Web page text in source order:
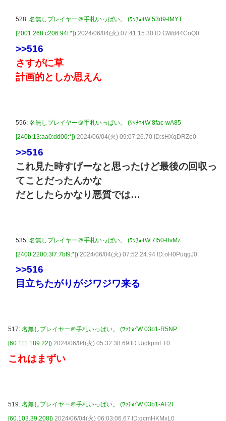
528: 名無しプレイヤー＠手札いっぱい。 (ﾜｯﾁｮｲW 53d9-tMYT
[2001:268:c206:94f:*]) 2024/06/04(火) 07:41:15.30 ID:GWd44CoQ0
>>516
さすがに草
計画的としか思えん
556: 名無しプレイヤー＠手札いっぱい。 (ﾜｯﾁｮｲW 8fac-wA85
[240b:13:aa0:dd00:*]) 2024/06/04(火) 09:07:26.70 ID:sHXqDRZe0
>>516
これ見た時すげーなと思ったけど最後の回収っ
てことだったんかな
だとしたらかなり悪質では…
535: 名無しプレイヤー＠手札いっぱい。 (ﾜｯﾁｮｲW 7f50-8vMz
[2400:2200:3f7:7bf9:*]) 2024/06/04(火) 07:52:24.94 ID:oH0PuqgJ0
>>516
目立ちたがりがジワジワ来る
517: 名無しプレイヤー＠手札いっぱい。 (ﾜｯﾁｮｲW 03b1-R5NP
[60.111.189.22]) 2024/06/04(火) 05:32:38.69 ID:UidkpmFT0
これはまずい
519: 名無しプレイヤー＠手札いっぱい。 (ﾜｯﾁｮｲW 03b1-AF2t
[60.103.39.208]) 2024/06/04(火) 06:03:06.67 ID:gcmHKMxL0